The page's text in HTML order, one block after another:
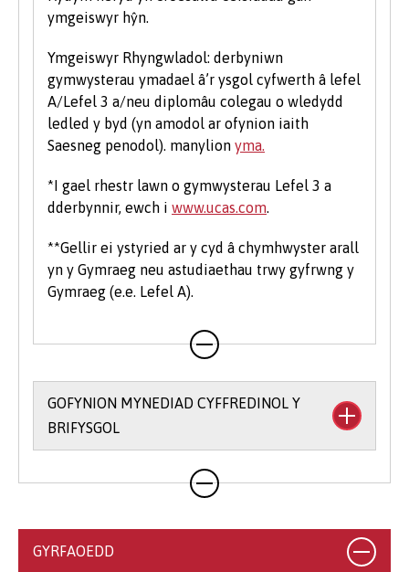
ymgeiswyr hŷn.
Ymgeiswyr Rhyngwladol: derbyniwn
gymwysterau ymadael â’r ysgol cyfwerth â lefel
A/Lefel 3 a/neu diplomâu colegau o wledydd
ledled y byd (yn amodol ar ofynion iaith
Saesneg penodol). manylion yma.
*I gael rhestr lawn o gymwysterau Lefel 3 a
dderbynnir, ewch i www.ucas.com.
**Gellir ei ystyried ar y cyd â chymhwyster arall
yn y Gymraeg neu astudiaethau trwy gyfrwng y
Gymraeg (e.e. Lefel A).
GOFYNION MYNEDIAD CYFFREDINOL Y
BRIFYSGOL
Rydym yn rhoi hyblygrwydd i chi o ran bodloni
ein gofynion mynediad ac yr ydym yn derbyn
cyrsiau gradd, byddwn yn derbyn cyfuniadau o
GYRFAOEDD